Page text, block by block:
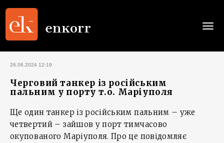
26.06.2024 12:19
Черговий танкер із російським
пальним у порту т.о. Маріуполя
Ще один танкер із російським пальним – уже
четвертий – зайшов у порт тимчасово
окупованого Маріуполя. Про це повідомляє